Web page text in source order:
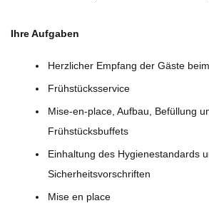
Ihre Aufgaben
Herzlicher Empfang der Gäste
Frühstücksservice
Mise-en-place, Aufbau, Befüllung
Frühstücksbuffets
Einhaltung des Hygienestandards
Sicherheitsvorschriften
Mise en place